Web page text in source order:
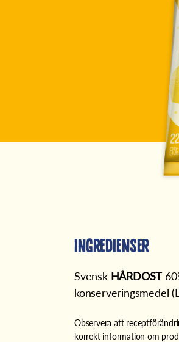
Ingredienser
Svensk HÅRDOST
konserveringsmedel
Observera att
korrekt information om